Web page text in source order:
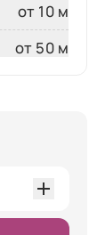
от 10 м
от 50 м